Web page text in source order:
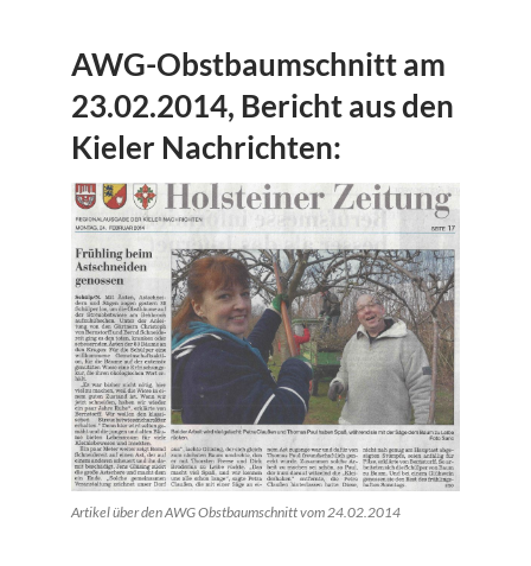
AWG-Obstbaumschnitt am
23.02.2014, Bericht aus den
Kieler Nachrichten:
Artikel über den AWG Obstbaumschnitt vom 24.02.2014